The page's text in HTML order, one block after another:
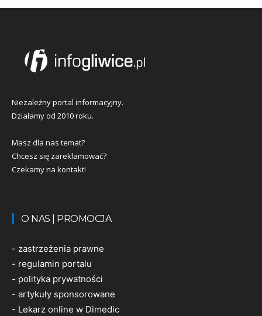
Niezależny portal informacyjny.
Działamy od 2010 roku.
Masz dla nas temat?
Chcesz się zareklamować?
Czekamy na kontakt!
O NAS | PROMOCJA
- zastrzeżenia prawne
- regulamin portalu
- polityka prywatności
- artykuły sponsorowane
- Lekarz online w Dimedic